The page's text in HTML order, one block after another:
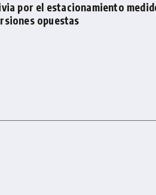
por el estacionamiento
opuestas